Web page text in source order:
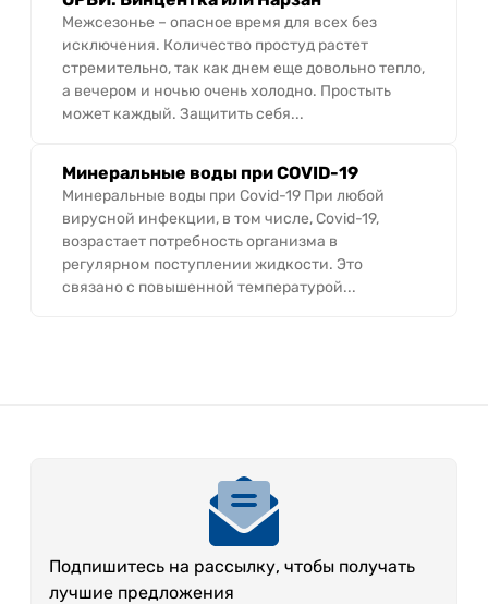
Межсезонье – опасное время для всех без
исключения. Количество простуд растет
стремительно, так как днем еще довольно тепло,
а вечером и ночью очень холодно. Простыть
может каждый. Защитить себя...
Минеральные воды при COVID-19
Минеральные воды при Covid-19 При любой
вирусной инфекции, в том числе, Covid-19,
возрастает потребность организма в
регулярном поступлении жидкости. Это
связано с повышенной температурой...
Подпишитесь на рассылку, чтобы получать
лучшие предложения